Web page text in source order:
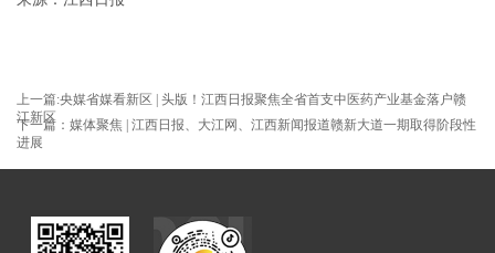
上一篇:央媒省媒看新区 | 头版！江西日报聚焦全省首支中医药产业基金落户赣
江新区
下一篇：媒体聚焦 | 江西日报、大江网、江西新闻报道赣新大道一期取得阶段性
进展